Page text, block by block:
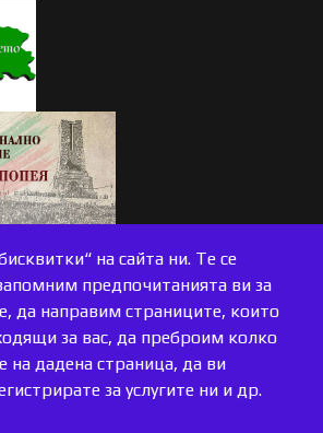
на сайта ни. Те се
предпочитанията ви за
да направим страниците, които
за вас, да преброим колко
на дадена страница, да ви
за услугите ни и др.